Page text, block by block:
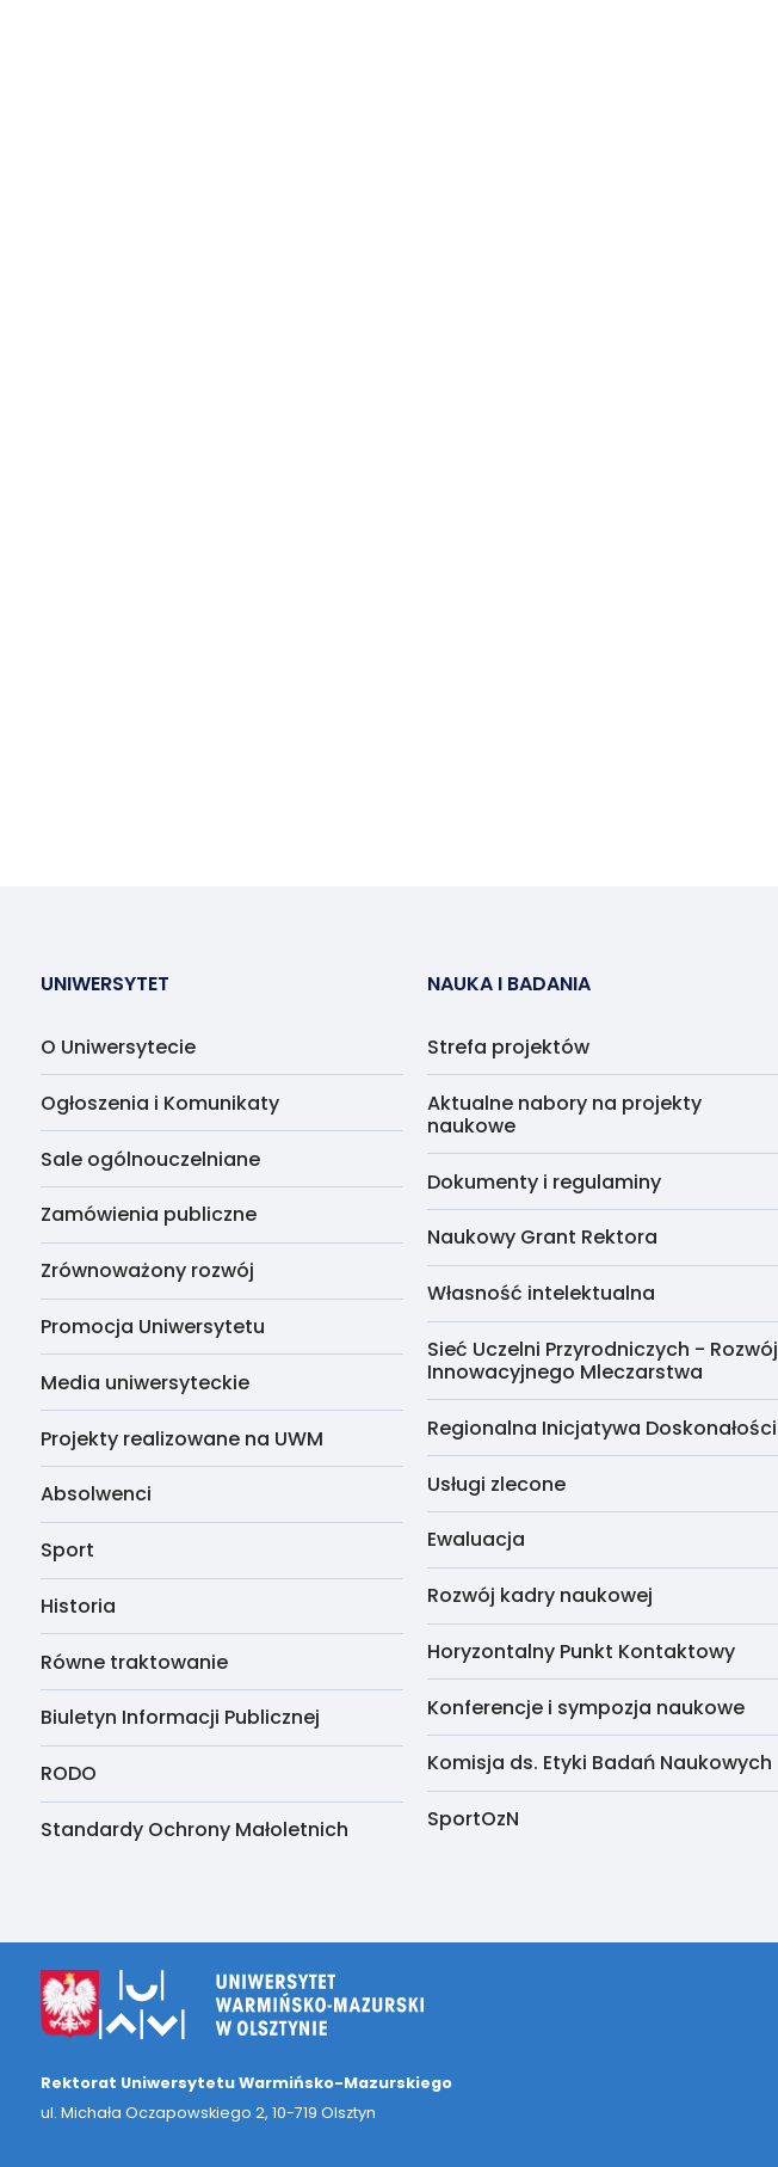
UNIWERSYTET
O Uniwersytecie
Ogłoszenia i Komunikaty
Sale ogólnouczelniane
Zamówienia publiczne
Zrównoważony rozwój
Promocja Uniwersytetu
Media uniwersyteckie
Projekty realizowane na UWM
Absolwenci
Sport
Historia
Równe traktowanie
Biuletyn Informacji Publicznej
RODO
Standardy Ochrony Małoletnich
NAUKA I BADANIA
Strefa projektów
Aktualne nabory na projekty
naukowe
Dokumenty i regulaminy
Naukowy Grant Rektora
Własność intelektualna
Sieć Uczelni Przyrodniczych - Rozwój
Innowacyjnego Mleczarstwa
Regionalna Inicjatywa Doskonałości
Usługi zlecone
Ewaluacja
Rozwój kadry naukowej
Horyzontalny Punkt Kontaktowy
Konferencje i sympozja naukowe
Komisja ds. Etyki Badań Naukowych
SportOzN
Rektorat Uniwersytetu Warmińsko-Mazurskiego
ul. Michała Oczapowskiego 2, 10-719 Olsztyn